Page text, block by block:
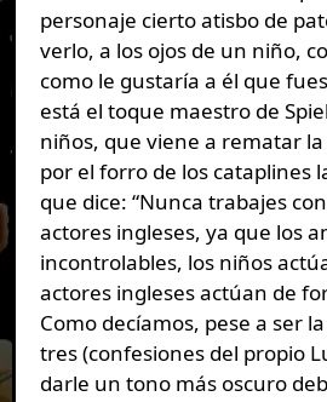
personaje cierto atisbo de
verlo, a los ojos de un niño,
como le gustaría a él que
está el toque maestro de
niños, que viene a rematar
por el forro de los cataplines
que dice: “Nunca trabajes
actores ingleses, ya que los
incontrolables, los niños
actores ingleses actúan de
Como decíamos, pese a ser
tres (confesiones del propio
darle un tono más oscuro